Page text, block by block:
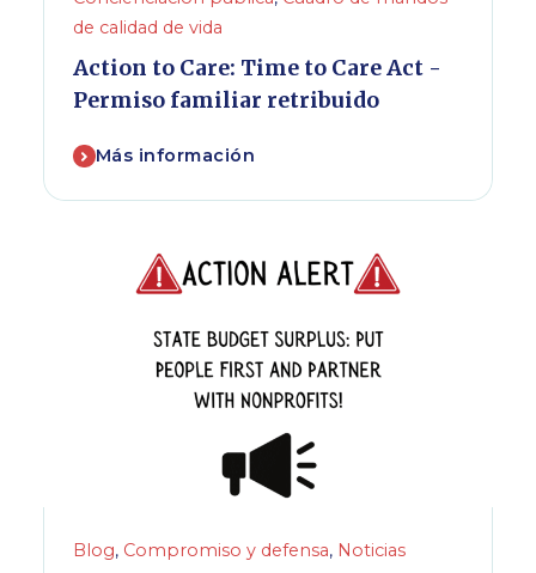
de calidad de vida
Action to Care: Time to Care Act -
Permiso familiar retribuido
Más información
Blog, Compromiso y defensa, Noticias